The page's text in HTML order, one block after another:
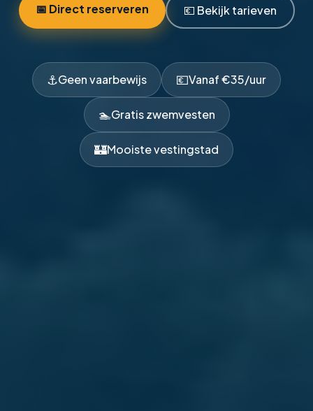
📅 Direct reserveren 💶 Bekijk tarieven
⚓Geen vaarbewijs 💶Vanaf €35/uur
🏊Gratis zwemvesten
🏰Mooiste vestingstad